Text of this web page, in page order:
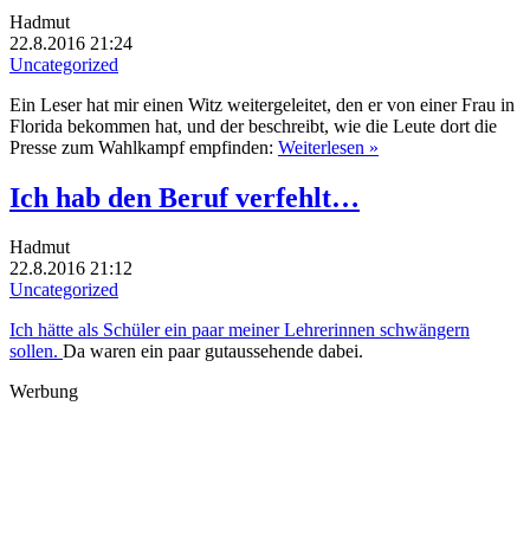
Hadmut
22.8.2016 21:24
Uncategorized
Ein Leser hat mir einen Witz weitergeleitet, den er von einer Frau in
Florida bekommen hat, und der beschreibt, wie die Leute dort die
Presse zum Wahlkampf empfinden: Weiterlesen »
Ich hab den Beruf verfehlt…
Hadmut
22.8.2016 21:12
Uncategorized
Ich hätte als Schüler ein paar meiner Lehrerinnen schwängern
sollen. Da waren ein paar gutaussehende dabei.
Werbung